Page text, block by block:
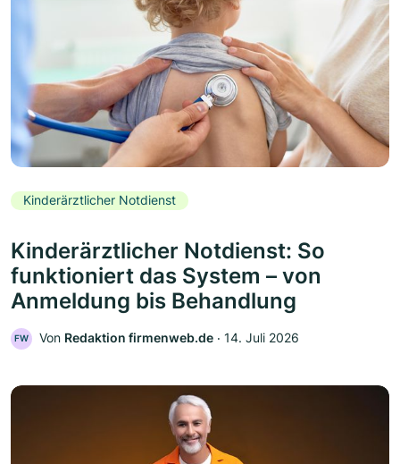
Kinderärztlicher Notdienst
Kinderärztlicher Notdienst: So
funktioniert das System – von
Anmeldung bis Behandlung
FW Von Redaktion firmenweb.de ‧ 14. Juli 2026